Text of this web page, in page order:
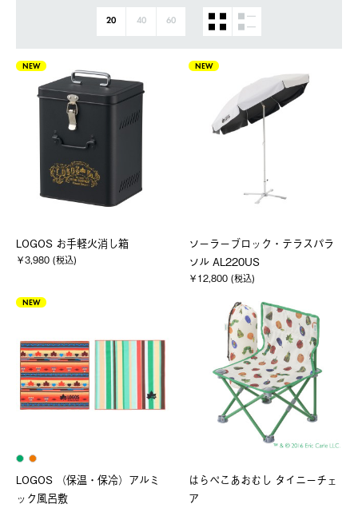
20 40 60
NEW
LOGOS お手軽火消し箱
￥3,980 (税込)
NEW
ソーラーブロック・テラスパラ
ソル AL220US
￥12,800 (税込)
NEW
LOGOS （保温・保冷）アルミ
ック風呂敷
はらぺこあおむし タイニーチェ
ア